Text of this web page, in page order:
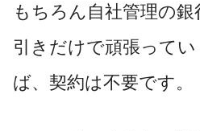
もちろん自社管理の
引きだけで頑張って
ば、契約は不要です。